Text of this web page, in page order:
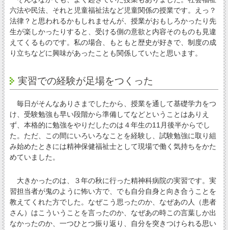
六法や民法、それと児童福祉法など児童関係の授業です。えっ？
法律？と思われるかもしれませんが、授業がおもしろかったり先
生が楽しかったりすると、受ける側の意欲と内容そのものも見違
えてくるものです。私の場合、もともと歴史が好きで、制度の成
り立ちなどに興味があったことも関係していたと思います。
実習での経験が足場をつくった
毎日がそんなありさまでしたから、授業を通して基礎学力をつ
け、受験勉強も早い段階から準備してなどということはありえ
ず、本格的に勉強をやりだしたのは４年生の11月後半からでし
た。ただ、この間にいろいろなことを経験し、試験勉強に取り組
み始めたときには精神保健福祉士として現場で働く気持ちをかた
めていました。
大きかったのは、３年の秋に行った精神科病院の実習です。実
習担当者が鬼のように怖い方で、でも自分自身と向き合うことを
教えてくれた方でした。なぜこう思ったのか、なぜあの人（患者
さん）はこういうことを言ったのか、なぜあの時この言葉しか出
なかったのか、一つひとつ振り返り、自分を突きつけられる思い